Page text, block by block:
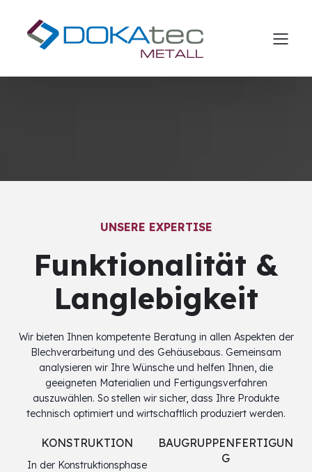
UNSERE EXPERTISE
Funktionalität &
Langlebigkeit
Wir bieten Ihnen kompetente Beratung in allen Aspekten der
Blechverarbeitung und des Gehäusebaus. Gemeinsam
analysieren wir Ihre Wünsche und helfen Ihnen, die
geeigneten Materialien und Fertigungsverfahren
auszuwählen. So stellen wir sicher, dass Ihre Produkte
technisch optimiert und wirtschaftlich produziert werden.
KONSTRUKTION
In der Konstruktionsphase
BAUGRUPPENFERTIGUN
G